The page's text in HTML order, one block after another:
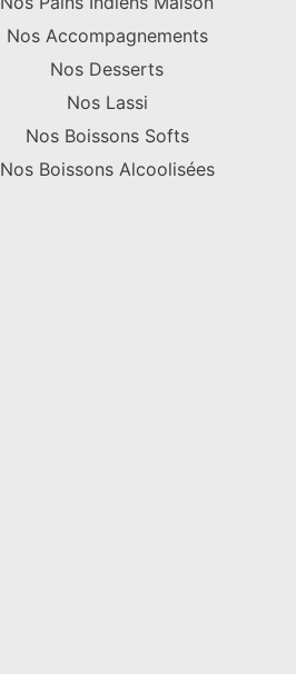
Nos Accompagnements
Nos Desserts
Nos Lassi
Nos Boissons Softs
Nos Boissons Alcoolisées